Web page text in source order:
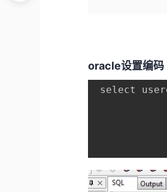
oracle设置编码
select